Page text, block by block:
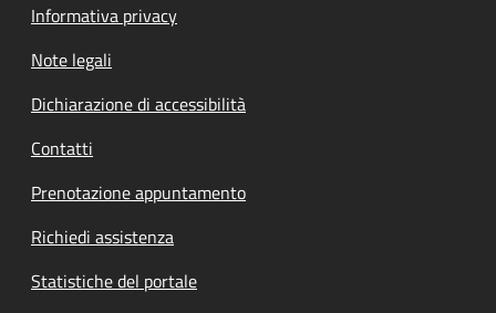
Informativa privacy
Note legali
Dichiarazione di accessibilità
Contatti
Prenotazione appuntamento
Richiedi assistenza
Statistiche del portale